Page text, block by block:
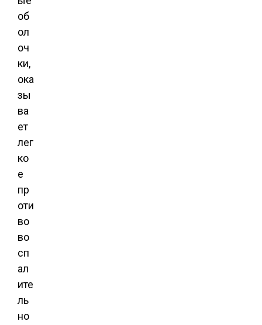
об
ол
оч
ки,
ока
зы
ва
ет
лег
ко
е
пр
оти
во
во
сп
ал
ите
ль
но